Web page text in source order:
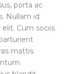
porta ac
Nullam id
Cum sociis
mattis